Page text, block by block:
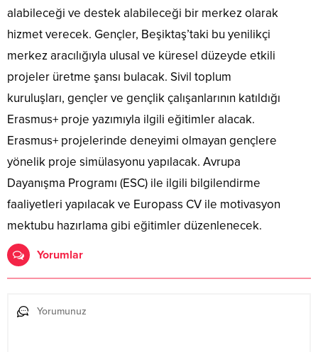
alabileceği ve destek alabileceği bir merkez olarak
hizmet verecek. Gençler, Beşiktaş’taki bu yenilikçi
merkez aracılığıyla ulusal ve küresel düzeyde etkili
projeler üretme şansı bulacak. Sivil toplum
kuruluşları, gençler ve gençlik çalışanlarının katıldığı
Erasmus+ proje yazımıyla ilgili eğitimler alacak.
Erasmus+ projelerinde deneyimi olmayan gençlere
yönelik proje simülasyonu yapılacak. Avrupa
Dayanışma Programı (ESC) ile ilgili bilgilendirme
faaliyetleri yapılacak ve Europass CV ile motivasyon
mektubu hazırlama gibi eğitimler düzenlenecek.
Yorumlar